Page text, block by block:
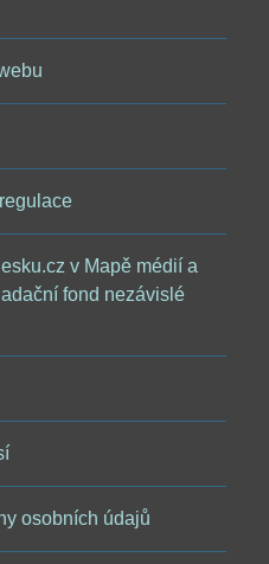
v Mapě médií a
fond nezávislé
osobních údajů